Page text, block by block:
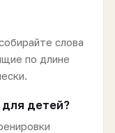
слова
по длине
детей?